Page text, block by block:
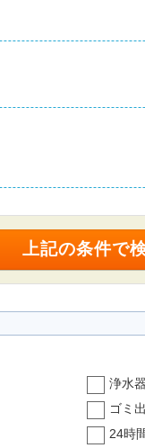
浄水
ゴミ
24時